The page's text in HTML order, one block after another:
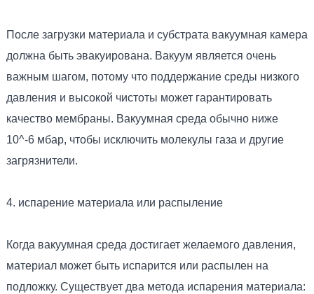
После загрузки материала и субстрата вакуумная камера
должна быть эвакуирована. Вакуум является очень
важным шагом, потому что поддержание среды низкого
давления и высокой чистоты может гарантировать
качество мембраны. Вакуумная среда обычно ниже
10^-6 мбар, чтобы исключить молекулы газа и другие
загрязнители.
4. испарение материала или распыление
Когда вакуумная среда достигает желаемого давления,
материал может быть испарится или распылен на
подложку. Существует два метода испарения материала: